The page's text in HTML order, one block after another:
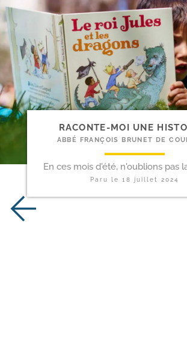
RACONTE-​MOI UNE
ABBÉ FRANÇOIS BRUNET DE
En ces mois d'été, n'oublions pas
Paru le 18 juillet 2024